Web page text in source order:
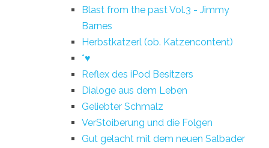
Blast from the past Vol.3 - Jimmy
Barnes
Herbstkatzerl (ob. Katzencontent)
*♥
Reflex des iPod Besitzers
Dialoge aus dem Leben
Geliebter Schmalz
VerStoiberung und die Folgen
Gut gelacht mit dem neuen Salbader